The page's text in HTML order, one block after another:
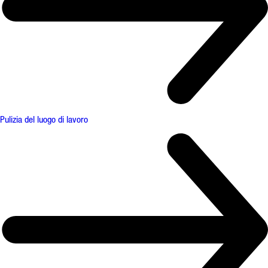
Pulizia del luogo di lavoro